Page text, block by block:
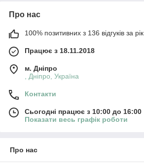
Про нас
100% позитивних з 136 відгуків за рік
Працює з 18.11.2018
м. Дніпро
, Дніпро, Україна
Контакти
Сьогодні працює з 10:00 до 16:00
Показати весь графік роботи
Про нас